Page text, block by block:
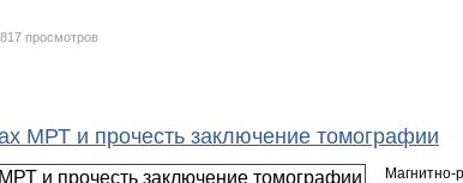
просмотров
МРТ и прочесть заключение томографии